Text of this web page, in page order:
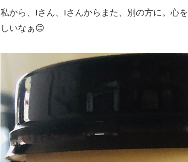
私から、Iさん、Iさんからまた、別の方に。心
しいなぁ😊